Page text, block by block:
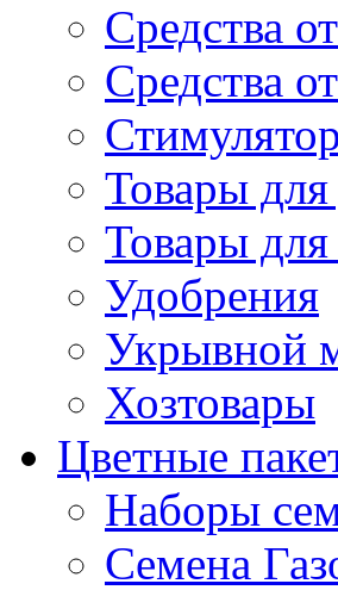
Средства
Средства
Товары для
Товары
Удобрения
Укрывной
Хозтовары
Цветные
Наборы
Семена